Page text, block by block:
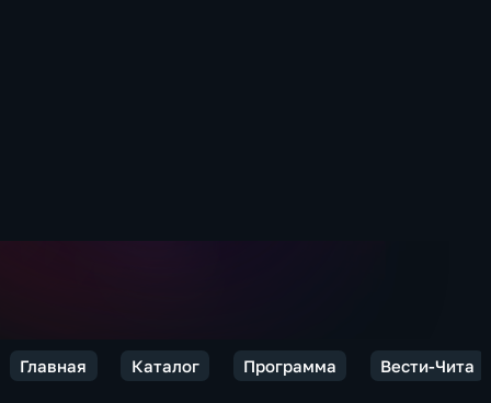
Главная Каталог Программа Вести-Чита